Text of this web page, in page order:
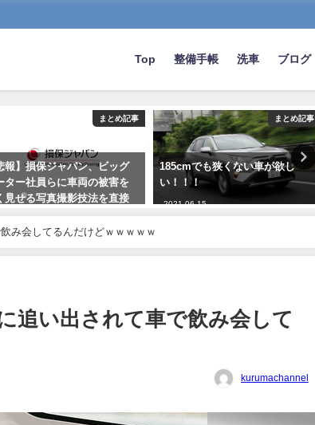
Top 整備手帳 洗車 ブログ
まとめ記事
報】損保ジャパン、ビッグ
ター社員らに車両の被害を
見せる写真撮影技法を直接
wwwwwwwww
08-04
まとめ記事
185cmでも狭くない車が欲し
い！！！
2021-06-15
み会してるんだけどｗｗｗｗｗ
追い出されて車で飲み会して
kurumachannel